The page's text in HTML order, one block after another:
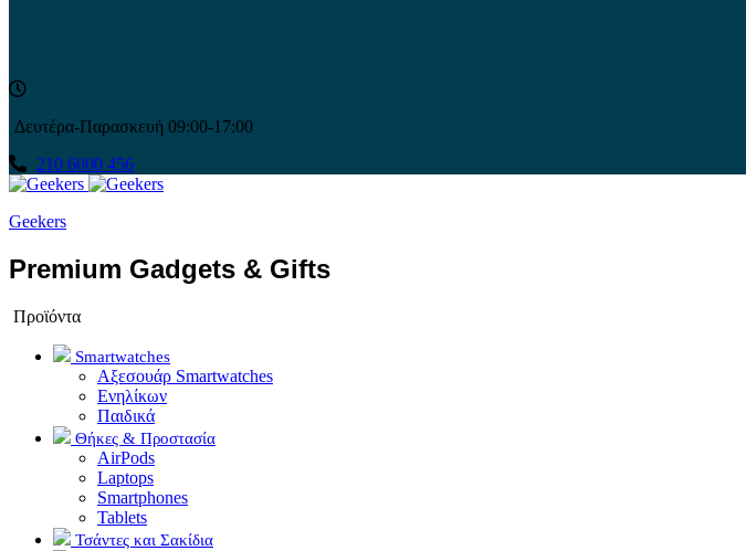
Δευτέρα-Παρασκευή 09:00-17:00
210 6000 456
Geekers
Premium Gadgets & Gifts
Προϊόντα
Smartwatches
Αξεσουάρ Smartwatches
Ενηλίκων
Παιδικά
Θήκες & Προστασία
AirPods
Laptops
Smartphones
Tablets
Τσάντες και Σακίδια